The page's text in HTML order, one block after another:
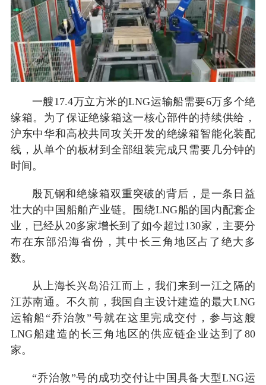
一艘17.4万立方米的LNG运输船需要6万多个绝
缘箱。为了保证绝缘箱这一核心部件的持续供给，
沪东中华和高校共同攻关开发的绝缘箱智能化装配
线，从单个的板材到全部组装完成只需要几分钟的
时间。
殷瓦钢和绝缘箱双重突破的背后，是一条日益
壮大的中国船舶产业链。围绕LNG船的国内配套企
业，已经从20多家增长到了如今超过130家，主要分
布在东部沿海省份，其中长三角地区占了绝大多
数。
从上海长兴岛沿江而上，我们来到一江之隔的
江苏南通。不久前，我国自主设计建造的最大LNG
运输船“乔治敦”号就在这里完成交付，参与这艘
LNG船建造的长三角地区的供应链企业达到了80
家。
“乔治敦”号的成功交付让中国具备大型LNG运